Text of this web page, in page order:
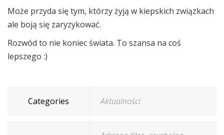
Może przyda się tym, którzy żyją w kiepskich związkach
ale boją się zaryzykować.
Rozwód to nie koniec świata. To szansa na coś
lepszego :)
Categories Aktualności